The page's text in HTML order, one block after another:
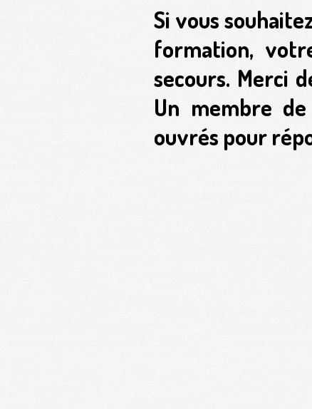
Si vous
formation,
secours. Merci
Un membre
ouvrés pour